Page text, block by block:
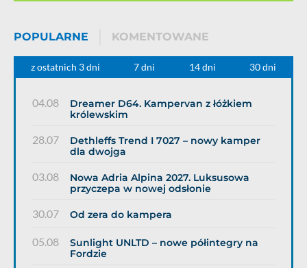
POPULARNE KOMENTOWANE
z ostatnich 3 dni 7 dni 14 dni 30 dni
04.08
Dreamer D64. Kampervan z łóżkiem
królewskim
28.07
Dethleffs Trend I 7027 – nowy kamper
dla dwojga
03.08
Nowa Adria Alpina 2027. Luksusowa
przyczepa w nowej odsłonie
30.07 Od zera do kampera
05.08
Sunlight UNLTD – nowe półintegry na
Fordzie